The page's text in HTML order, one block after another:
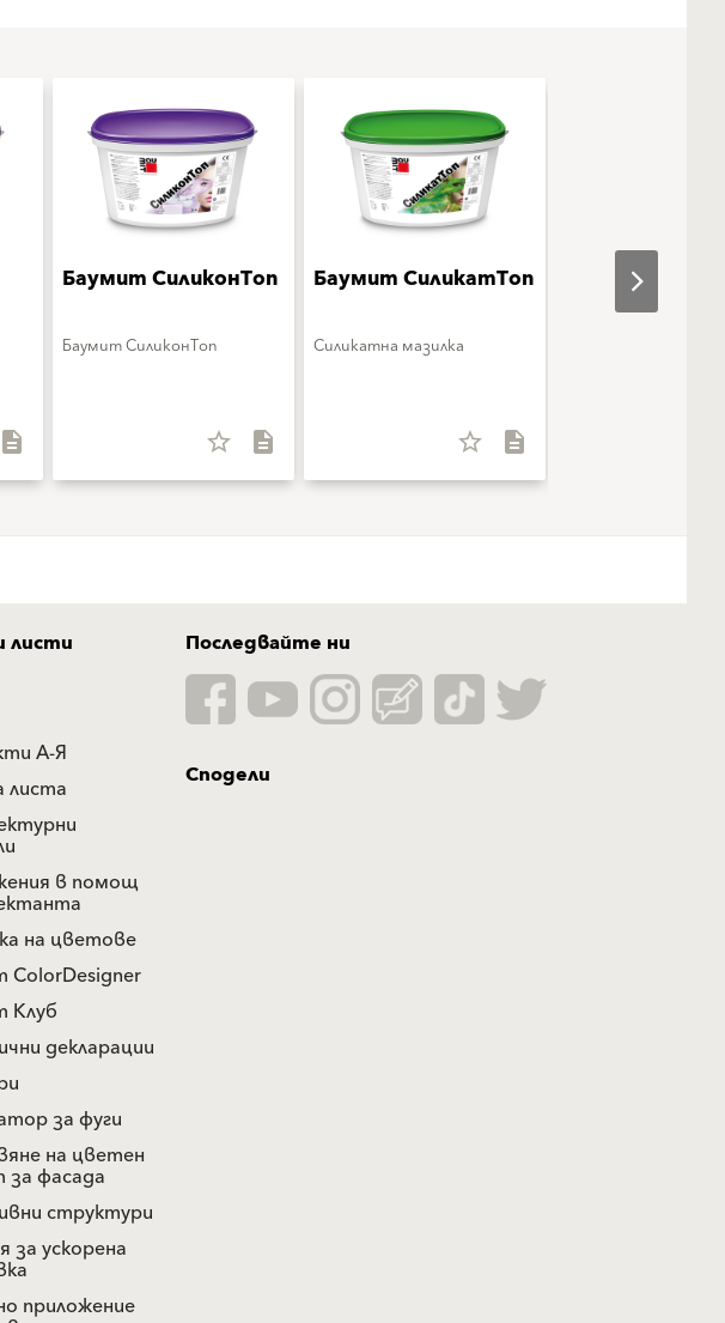
description
Баумит СиликонТоп
Баумит СиликонТоп
star_border description
Баумит СиликатТоп
Силикатна мазилка
star_border description
Баумит
ГранопорТоп
листи
А-Я
листа
в помощ
на цветове
ColorDesigner
Клуб
декларации
за фуги
на цветен
за фасада
структури
за ускорена
приложение
Последвайте ни
Сподели